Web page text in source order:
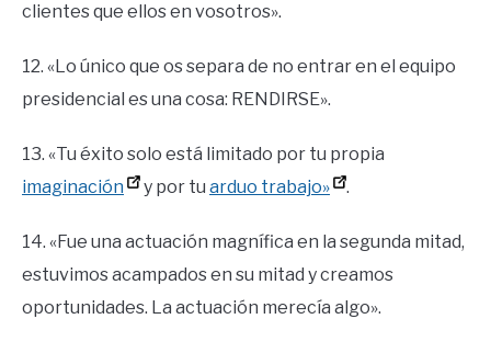
clientes que ellos en vosotros».
12. «Lo único que os separa de no entrar en el equipo
presidencial es una cosa: RENDIRSE».
13. «Tu éxito solo está limitado por tu propia
imaginación
y por tu arduo trabajo» .
14. «Fue una actuación magnífica en la segunda mitad,
estuvimos acampados en su mitad y creamos
oportunidades. La actuación merecía algo».